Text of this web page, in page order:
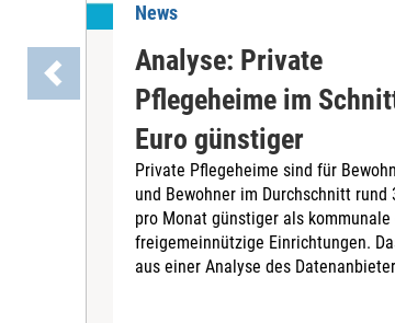
News
Analyse: Private
Pflegeheime im
Euro günstiger
Private Pflegeheime sind für
und Bewohner im Durchschnitt rund
pro Monat günstiger als kommunale
freigemeinnützige Einrichtungen.
aus einer Analyse des